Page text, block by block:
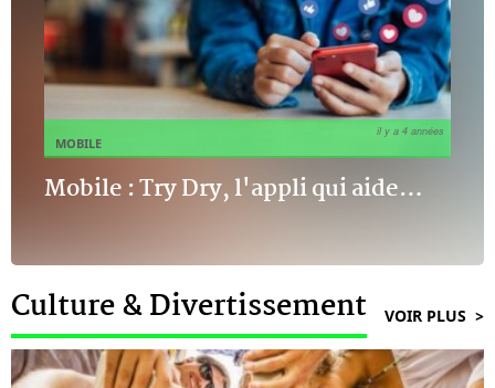
MOBILE
Mobile : Try Dry, l'appli qui aide…
il y a 4 années
Culture & Divertissement VOIR PLUS